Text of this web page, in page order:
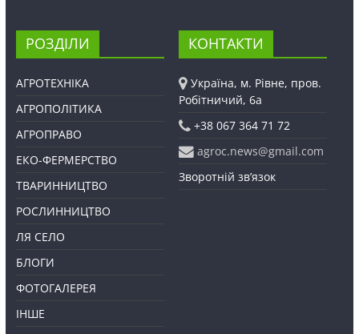
РОЗДІЛИ
АГРОТЕХНІКА
АГРОПОЛІТИКА
АГРОПРАВО
ЕКО-ФЕРМЕРСТВО
ТВАРИННИЦТВО
РОСЛИННИЦТВО
ЛЯ СЕЛО
БЛОГИ
ФОТОГАЛЕРЕЯ
ІНШЕ
КОНТАКТИ
Україна, м. Рівне, пров.
Робітничий, 6а
+38 067 364 71 72
agroc.news@gmail.com
Зворотній зв’язок